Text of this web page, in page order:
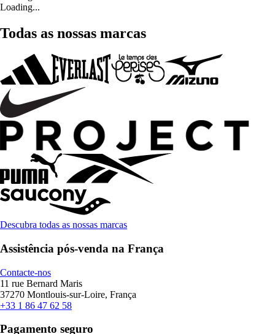
Loading...
Todas as nossas marcas
Descubra todas as nossas marcas
Assistência pós-venda na França
Contacte-nos
11 rue Bernard Maris
37270 Montlouis-sur-Loire, França
+33 1 86 47 62 58
Pagamento seguro